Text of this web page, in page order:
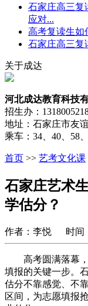
石家庄高三复
应对...
高考复读生如
石家庄高三
关于成达
河北成达教育科技
招生办：
地址：石家庄市友
乘车：34、40、58
首页 >> 艺考文化课
石家庄艺术
学估分？
作者：李悦 时间
高考圆满落幕，
填报的关键一步。
估分不靠感觉、不
区间，为志愿填报